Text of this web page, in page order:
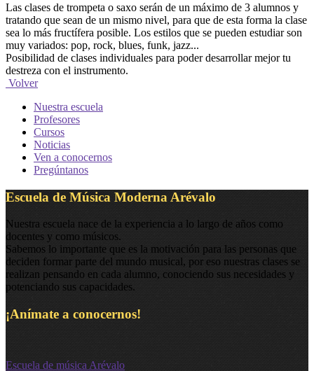
Las clases de trompeta o saxo serán de un máximo de 3 alumnos y
tratando que sean de un mismo nivel, para que de esta forma la clase
sea lo más fructífera posible. Los estilos que se pueden estudiar son
muy variados: pop, rock, blues, funk, jazz...
Posibilidad de clases individuales para poder desarrollar mejor tu
destreza con el instrumento.
Volver
Nuestra escuela
Profesores
Cursos
Noticias
Ven a conocernos
Pregúntanos
Escuela de Música Moderna Arévalo
Nuestra escuela nace de la experiencia a lo largo de años como
docentes y como músicos.
Sabemos lo importante que es la motivación para las personas que
deciden formar parte del mundo musical, por eso nuestras clases se
realizan pensando en cada alumno, conociendo sus necesidades y
potenciando sus capacidades.
¡Anímate a conocernos!
Escuela de música Arévalo